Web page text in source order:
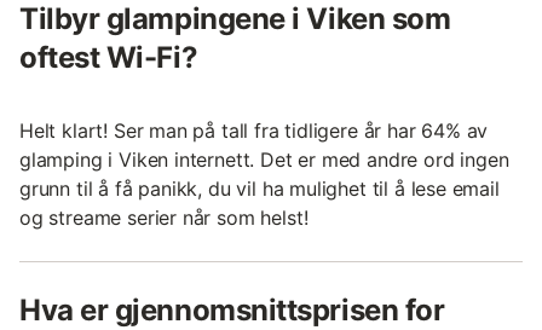
Tilbyr glampingene i Viken som
oftest Wi-Fi?
Helt klart! Ser man på tall fra tidligere år har 64% av
glamping i Viken internett. Det er med andre ord ingen
grunn til å få panikk, du vil ha mulighet til å lese email
og streame serier når som helst!
Hva er gjennomsnittsprisen for